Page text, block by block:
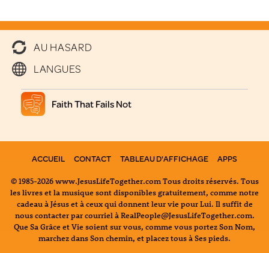
AU HASARD
LANGUES
Faith That Fails Not
ACCUEIL CONTACT TABLEAU D'AFFICHAGE APPS
© 1985-2026 www.JesusLifeTogether.com Tous droits réservés. Tous
les livres et la musique sont disponibles gratuitement, comme notre
cadeau à Jésus et à ceux qui donnent leur vie pour Lui. Il suffit de
nous contacter par courriel à RealPeople@JesusLifeTogether.com.
Que Sa Grâce et Vie soient sur vous, comme vous portez Son Nom,
marchez dans Son chemin, et placez tous à Ses pieds.